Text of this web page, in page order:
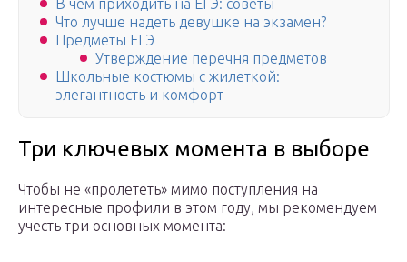
В чем приходить на ЕГЭ: советы
Что лучше надеть девушке на экзамен?
Предметы ЕГЭ
Утверждение перечня предметов
Школьные костюмы с жилеткой:
элегантность и комфорт
Три ключевых момента в выборе
Чтобы не «пролететь» мимо поступления на
интересные профили в этом году, мы рекомендуем
учесть три основных момента: